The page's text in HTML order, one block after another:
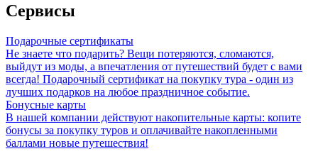
Сервисы
Подарочные сертификаты
Не знаете что подарить? Вещи потеряются, сломаются,
выйдут из моды, а впечатления от путешествий будет с вами
всегда! Подарочный сертификат на покупку тура - один из
лучших подарков на любое праздничное событие.
Бонусные карты
В нашей компании действуют накопительные карты: копите
бонусы за покупку туров и оплачивайте накопленными
баллами новые путешествия!